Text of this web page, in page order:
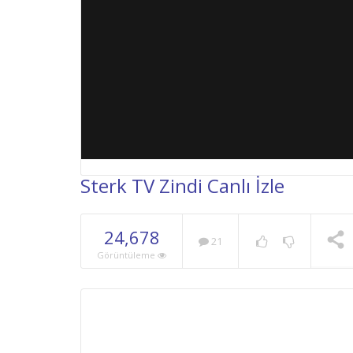
NOW PLAYING
Sterk TV Zindi Canlı İzle
24,678
Görüntüleme
21